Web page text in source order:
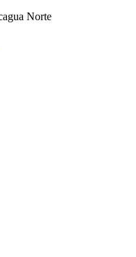
Norte